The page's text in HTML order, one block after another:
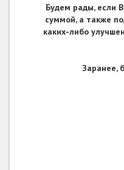
Будем рады, если
суммой, а также
каких-либо
Заранее,